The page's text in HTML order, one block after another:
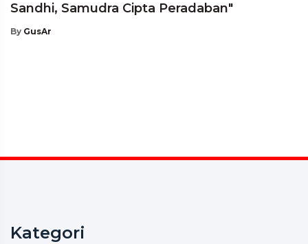
Sandhi, Samudra Cipta Peradaban"
By GusAr
Kategori